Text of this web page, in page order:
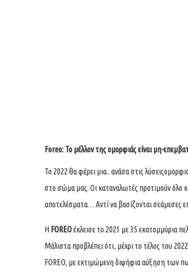
Foreo: Το μέλλον της ομορφιάς είναι μη-
Το 2022 θα φέρει μια.. ανάσα στις
στο σώμα μας. Οι καταναλωτές προτιμούν όλο
αποτελέσματα… Αντί να βασίζονται σεάμεσες
Η FOREOέκλεισε το 2021 με 35 εκατομμύρια
Μάλιστα προβλέπει ότι, μέχρι το τέλος του
FOREO, με εκτιμώμενη διψήφια αύξηση των